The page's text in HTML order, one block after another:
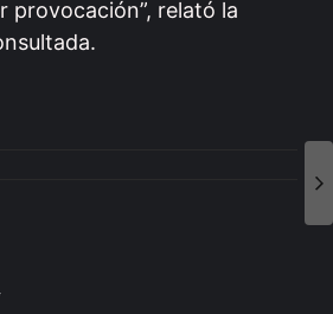
provocación”, relató la